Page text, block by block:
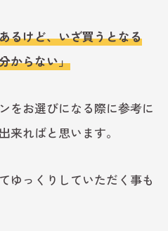
るけど、いざ買うとなる
からない」
をお選びになる際に参考に
来ればと思います。
ゆっくりしていただく事も